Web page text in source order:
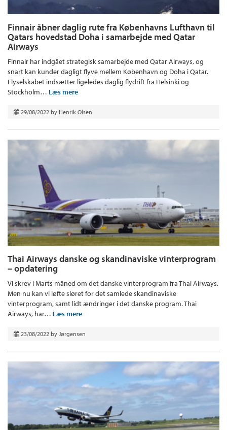
Finnair åbner daglig rute fra Københavns Lufthavn til
Qatars hovedstad Doha i samarbejde med Qatar
Airways
Finnair har indgået strategisk samarbejde med Qatar Airways, og
snart kan kunder dagligt flyve mellem København og Doha i Qatar.
Flyselskabet indsætter ligeledes daglig flydrift fra Helsinki og
Stockholm… Læs mere
29/08/2022 by Henrik Olsen
Thai Airways danske og skandinaviske vinterprogram
– opdatering
Vi skrev i Marts måned om det danske vinterprogram fra Thai Airways.
Men nu kan vi løfte sløret for det samlede skandinaviske
vinterprogram, samt lidt ændringer i det danske program. Thai
Airways, har… Læs mere
23/08/2022 by Jørgensen